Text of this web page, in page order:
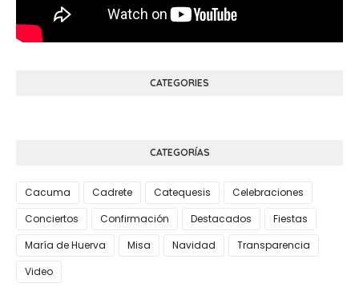
CATEGORIES
CATEGORÍAS
Cacuma Cadrete Catequesis
Celebraciones
Conciertos
Confirmación Destacados
Fiestas
María de Huerva
Misa Navidad
Transparencia
Video